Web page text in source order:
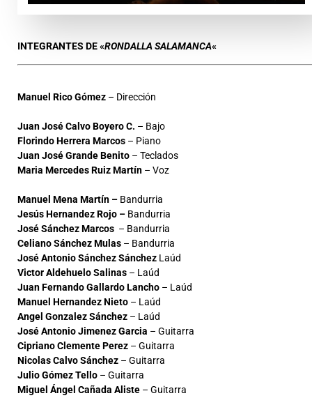
INTEGRANTES DE «RONDALLA SALAMANCA«
Manuel Rico Gómez – Dirección
Juan José Calvo Boyero C. – Bajo
Florindo Herrera Marcos – Piano
Juan José Grande Benito – Teclados
Maria Mercedes Ruiz Martín – Voz
Manuel Mena Martín – Bandurria
Jesús Hernandez Rojo – Bandurria
José Sánchez Marcos – Bandurria
Celiano Sánchez Mulas – Bandurria
José Antonio Sánchez Sánchez Laúd
Victor Aldehuelo Salinas – Laúd
Juan Fernando Gallardo Lancho – Laúd
Manuel Hernandez Nieto – Laúd
Angel Gonzalez Sánchez – Laúd
José Antonio Jimenez Garcia – Guitarra
Cipriano Clemente Perez – Guitarra
Nicolas Calvo Sánchez – Guitarra
Julio Gómez Tello – Guitarra
Miguel Ángel Cañada Aliste – Guitarra